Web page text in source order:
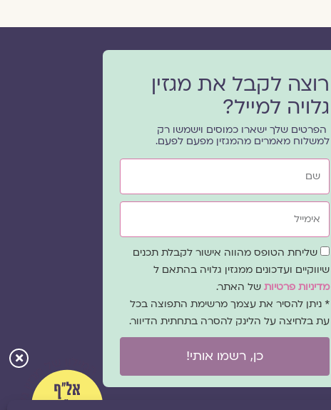
רוצה לקבל את מגזין
גלויה למייל?
הפרטים שלך ישארו כמוסים וישמשו רק
למשלוח מאמרים מהמגזין מפעם לפעם.
שם
אימייל
שדה
הסכמה
שליחת הטופס מהווה אישור לקבלת תכנים
שיווקיים ועדכונים ממגזין גלויה בהתאם ל
מדיניות פרטיות של האתר.
* ניתן להסיר את עצמך מרשימת התפוצה בכל
עת בלחיצה על הלינק להסרה בתחתית הדיוור.
כן, רשמו אותי!